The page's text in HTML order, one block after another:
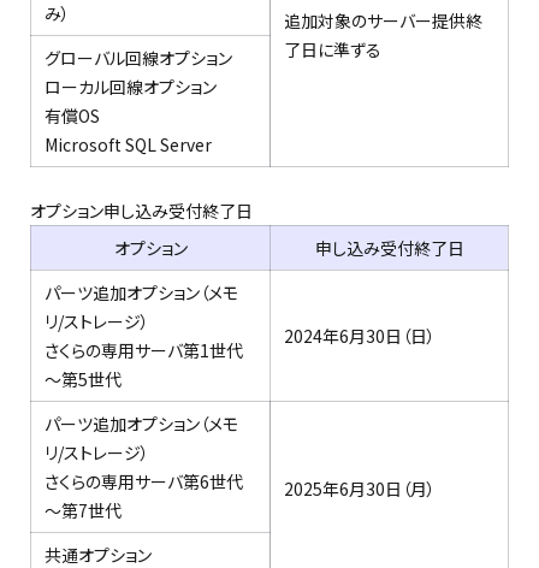
み）
追加対象のサーバー提供終
了日に準ずる
グローバル回線オプション
ローカル回線オプション
有償OS
Microsoft SQL Server
オプション申し込み受付終了日​
オプション
申し込み受付終了日
パーツ追加オプション（メモ
リ/ストレージ）
さくらの専用サーバ第1世代
～第5世代
2024年6月30日（日）
パーツ追加オプション（メモ
リ/ストレージ）
さくらの専用サーバ第6世代
～第7世代
2025年6月30日（月）
共通オプション